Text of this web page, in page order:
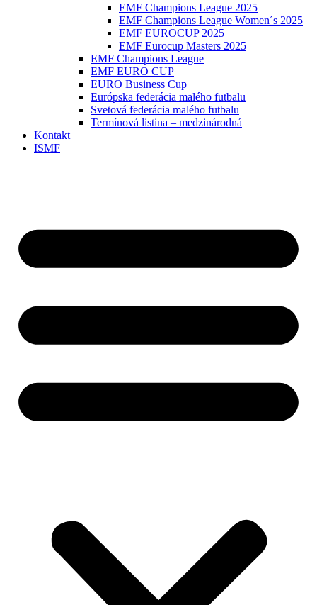
EMF Champions League 2025
EMF Champions League Women´s 2025
EMF EUROCUP 2025
EMF Eurocup Masters 2025
EMF Champions League
EMF EURO CUP
EURO Business Cup
Európska federácia malého futbalu
Svetová federácia malého futbalu
Termínová listina – medzinárodná
Kontakt
ISMF